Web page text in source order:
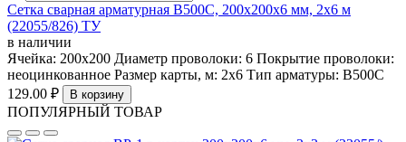
Сетка сварная арматурная В500С, 200х200х6 мм, 2х6 м
(22055/826) ТУ
в наличии
Ячейка: 200х200 Диаметр проволоки: 6 Покрытие проволоки:
неоцинкованное Размер карты, м: 2х6 Тип арматуры: В500С
129.00 ₽
В корзину
ПОПУЛЯРНЫЙ ТОВАР